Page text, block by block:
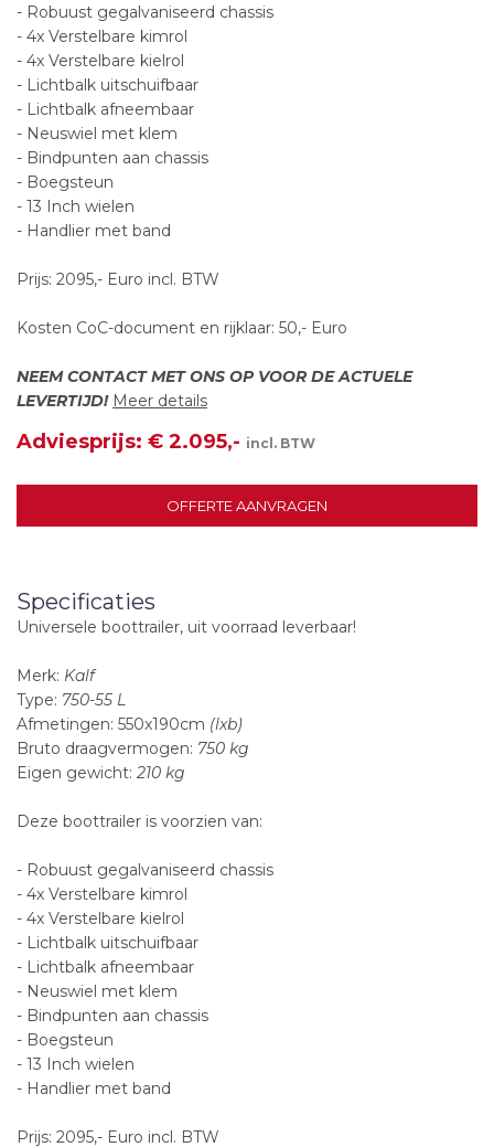
- Robuust gegalvaniseerd chassis
- 4x Verstelbare kimrol
- 4x Verstelbare kielrol
- Lichtbalk uitschuifbaar
- Lichtbalk afneembaar
- Neuswiel met klem
- Bindpunten aan chassis
- Boegsteun
- 13 Inch wielen
- Handlier met band
Prijs: 2095,- Euro incl. BTW
Kosten CoC-document en rijklaar: 50,- Euro
NEEM CONTACT MET ONS OP VOOR DE ACTUELE
LEVERTIJD! Meer details
Adviesprijs: € 2.095,- incl. BTW
OFFERTE AANVRAGEN
Specificaties
Universele boottrailer, uit voorraad leverbaar!
Merk: Kalf
Type: 750-55 L
Afmetingen: 550x190cm (lxb)
Bruto draagvermogen: 750 kg
Eigen gewicht: 210 kg
Deze boottrailer is voorzien van:
- Robuust gegalvaniseerd chassis
- 4x Verstelbare kimrol
- 4x Verstelbare kielrol
- Lichtbalk uitschuifbaar
- Lichtbalk afneembaar
- Neuswiel met klem
- Bindpunten aan chassis
- Boegsteun
- 13 Inch wielen
- Handlier met band
Prijs: 2095,- Euro incl. BTW